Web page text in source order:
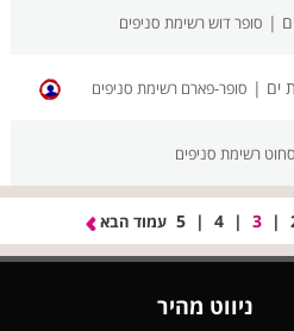
| סופר דוש רשימת סניפים
ים | סופר-פארם רשימת סניפים
סחוט רשימת סניפים
|
|
| עמוד הבא
ניווט מהיר